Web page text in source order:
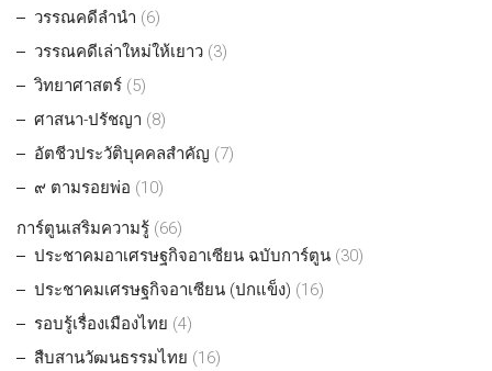
วรรณคดีลำนำ (6)
วรรณคดีเล่าใหม่ให้เยาว (3)
วิทยาศาสตร์ (5)
ศาสนา-ปรัชญา (8)
อัตชีวประวัติบุคคลสำคัญ (7)
๙ ตามรอยพ่อ (10)
การ์ตูนเสริมความรู้ (66)
ประชาคมอาเศรษฐกิจอาเซียน ฉบับการ์ตูน (30)
ประชาคมเศรษฐกิจอาเซียน (ปกแข็ง) (16)
รอบรู้เรื่องเมืองไทย (4)
สืบสานวัฒนธรรมไทย (16)